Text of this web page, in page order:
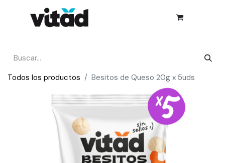
Todos los productos Besitos de Queso 20g x 5uds